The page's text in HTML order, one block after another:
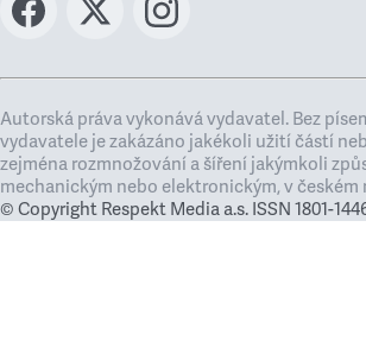
Autorská práva vykonává vydavatel. Bez
vydavatele je zakázáno jakékoli užití částí
zejména rozmnožování a šíření jakýmkoli
mechanickým nebo elektronickým, v českém
© Copyright Respekt Media a.s. ISSN 1801-